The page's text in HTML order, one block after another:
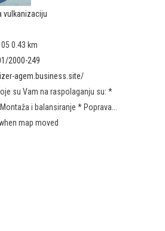
vulkanizaciju
0.43 km
2000-249
agem.business.site/
su Vam na raspolaganju su: *
i balansiranje * Poprava...
map moved